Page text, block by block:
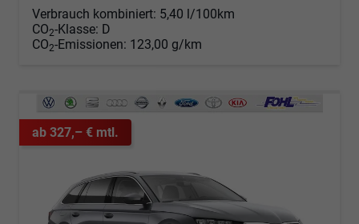
Verbrauch kombiniert: 5,40 l/100km
CO2-Klasse: D
CO2-Emissionen: 123,00 g/km
ab 327,– € mtl.